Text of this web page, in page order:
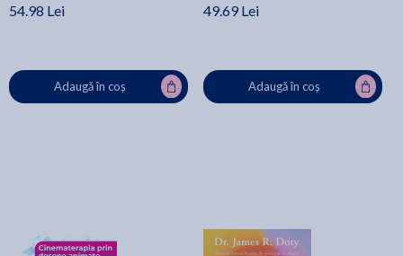
54.98 Lei
Adaugă în coș
49.69 Lei
Adaugă în coș